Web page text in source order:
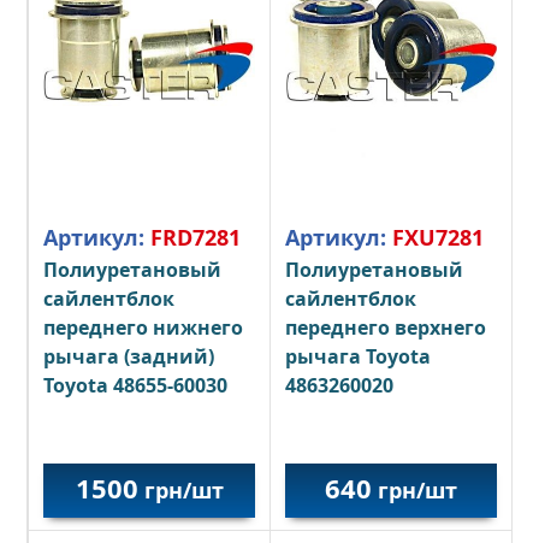
Артикул: FRD7281
Полиуретановый
сайлентблок
переднего нижнего
рычага (задний)
Toyota 48655-60030
1500 грн/шт
Артикул: FXU7281
Полиуретановый
сайлентблок
переднего верхнего
рычага Toyota
4863260020
640 грн/шт